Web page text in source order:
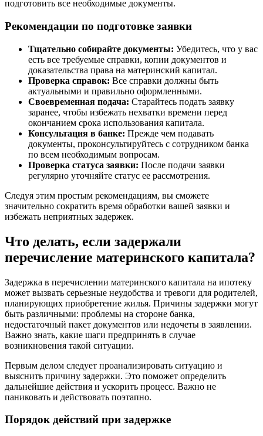
подготовить все необходимые документы.
Рекомендации по подготовке заявки
Тщательно собирайте документы: Убедитесь, что у вас
есть все требуемые справки, копии документов и
доказательства права на материнский капитал.
Проверка справок: Все справки должны быть
актуальными и правильно оформленными.
Своевременная подача: Старайтесь подать заявку
заранее, чтобы избежать нехватки времени перед
окончанием срока использования капитала.
Консультация в банке: Прежде чем подавать
документы, проконсультируйтесь с сотрудником банка
по всем необходимым вопросам.
Проверка статуса заявки: После подачи заявки
регулярно уточняйте статус ее рассмотрения.
Следуя этим простым рекомендациям, вы сможете
значительно сократить время обработки вашей заявки и
избежать неприятных задержек.
Что делать, если задержали
перечисление материнского капитала?
Задержка в перечислении материнского капитала на ипотеку
может вызвать серьезные неудобства и тревоги для родителей,
планирующих приобретение жилья. Причины задержки могут
быть различными: проблемы на стороне банка,
недостаточный пакет документов или недочеты в заявлении.
Важно знать, какие шаги предпринять в случае
возникновения такой ситуации.
Первым делом следует проанализировать ситуацию и
выяснить причину задержки. Это поможет определить
дальнейшие действия и ускорить процесс. Важно не
паниковать и действовать поэтапно.
Порядок действий при задержке